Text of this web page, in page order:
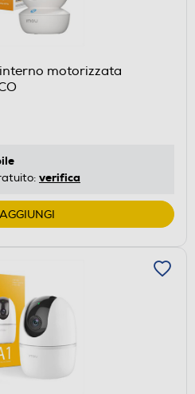
motorizzata
verifica
AGGIUNGI